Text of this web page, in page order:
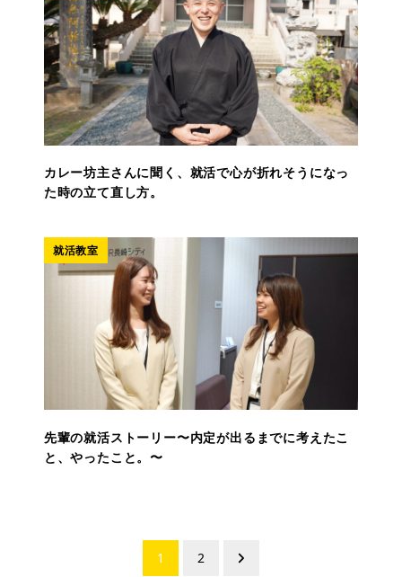
カレー坊主さんに聞く、就活で心が折れそうになっ
た時の立て直し方。
就活教室
先輩の就活ストーリー〜内定が出るまでに考えたこ
と、やったこと。〜
1 2